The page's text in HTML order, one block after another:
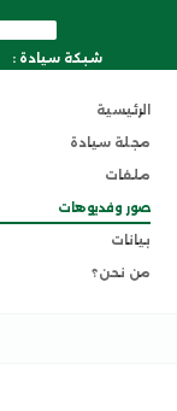
شبكة سيادة :
الرئيسية
مجلة سيادة
ملفات
صور وفديوهات
بيانات
من نحن؟